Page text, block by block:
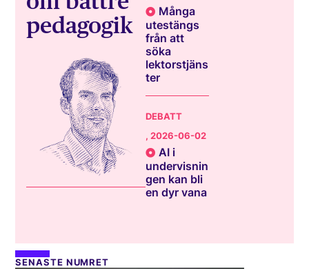
pedagogik
Många
utestängs
från att
söka
lektorstjäns
ter
DEBATT
, 2026-06-02
AI i
undervisnin
gen kan bli
en dyr vana
SENASTE NUMRET